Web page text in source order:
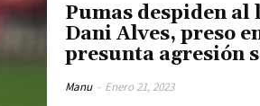
Pumas despiden
Dani Alves, preso
presunta agresión
Manu - Enero 21, 2023